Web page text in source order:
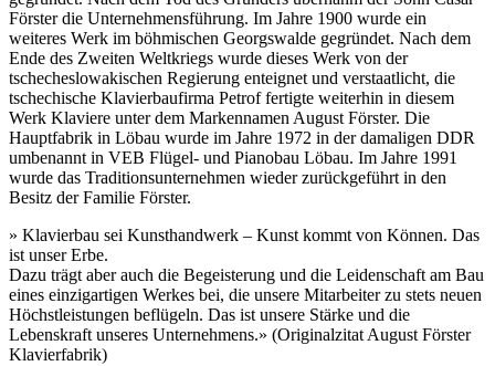
Förster die Unternehmensführung. Im Jahre 1900 wurde ein
weiteres Werk im böhmischen Georgswalde gegründet. Nach dem
Ende des Zweiten Weltkriegs wurde dieses Werk von der
tschecheslowakischen Regierung enteignet und verstaatlicht, die
tschechische Klavierbaufirma Petrof fertigte weiterhin in diesem
Werk Klaviere unter dem Markennamen August Förster. Die
Hauptfabrik in Löbau wurde im Jahre 1972 in der damaligen DDR
umbenannt in VEB Flügel- und Pianobau Löbau. Im Jahre 1991
wurde das Traditionsunternehmen wieder zurückgeführt in den
Besitz der Familie Förster.
» Klavierbau sei Kunsthandwerk – Kunst kommt von Können. Das
ist unser Erbe.
Dazu trägt aber auch die Begeisterung und die Leidenschaft am Bau
eines einzigartigen Werkes bei, die unsere Mitarbeiter zu stets neuen
Höchstleistungen beflügeln. Das ist unsere Stärke und die
Lebenskraft unseres Unternehmens.» (Originalzitat August Förster
Klavierfabrik)